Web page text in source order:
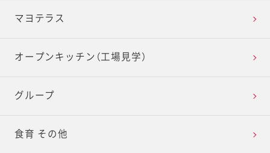
マヨテラス
オープンキッチン（工場見学）
グループ
食育 その他